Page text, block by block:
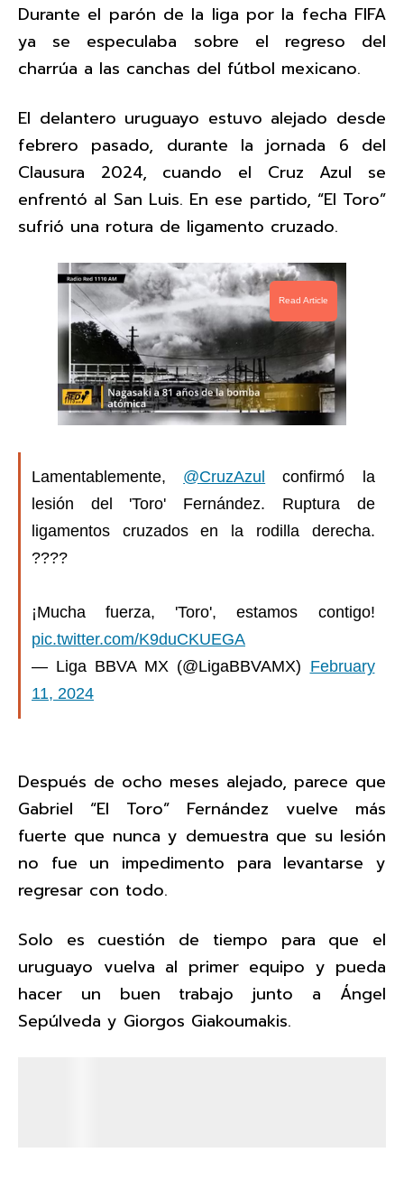
Durante el parón de la liga por la fecha FIFA
ya se especulaba sobre el regreso del
charrúa a las canchas del fútbol mexicano.
El delantero uruguayo estuvo alejado desde
febrero pasado, durante la jornada 6 del
Clausura 2024, cuando el Cruz Azul se
enfrentó al San Luis. En ese partido, “El Toro”
sufrió una rotura de ligamento cruzado.
Read Article
Lamentablemente, @CruzAzul
confirmó la
lesión del 'Toro' Fernández. Ruptura de
ligamentos cruzados en la rodilla derecha.
????
¡Mucha fuerza, 'Toro', estamos contigo!
pic.twitter.com/K9duCKUEGA
— Liga BBVA MX (@LigaBBVAMX) February
11, 2024
Después de ocho meses alejado, parece que
Gabriel “El Toro” Fernández vuelve más
fuerte que nunca y demuestra que su lesión
no fue un impedimento para levantarse y
regresar con todo.
Solo es cuestión de tiempo para que el
uruguayo vuelva al primer equipo y pueda
hacer un buen trabajo junto a Ángel
Sepúlveda y Giorgos Giakoumakis.